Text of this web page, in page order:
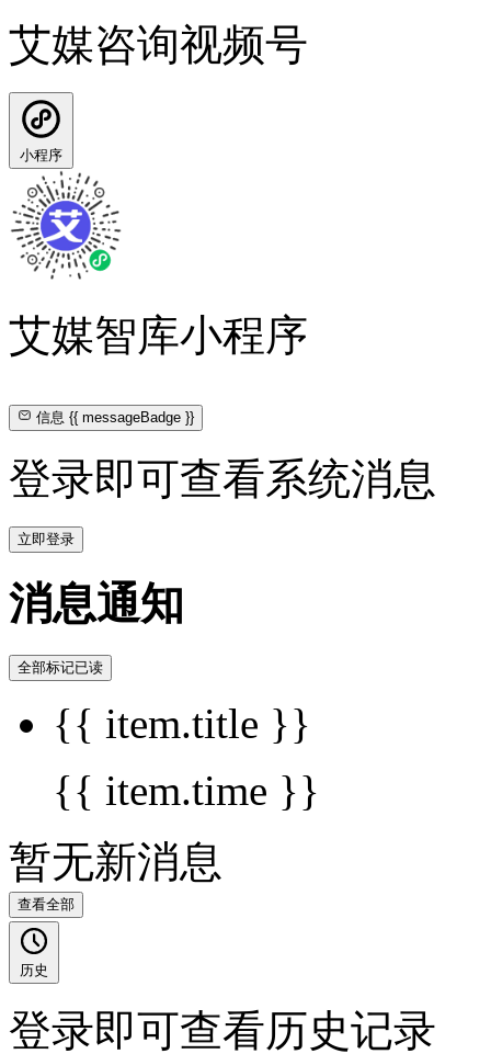
艾媒咨询视频号
小程序
艾媒智库小程序
信息{{ messageBadge }}
登录即可查看系统消息
立即登录
消息通知
全部标记已读
{{ item.title }}
{{ item.time }}
暂无新消息
查看全部
历史
登录即可查看历史记录